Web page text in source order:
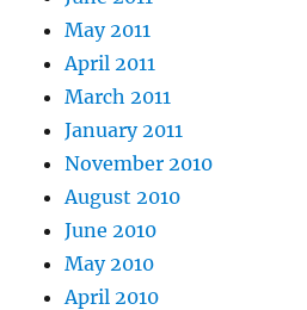
May 2011
April 2011
March 2011
January 2011
November 2010
August 2010
June 2010
May 2010
April 2010